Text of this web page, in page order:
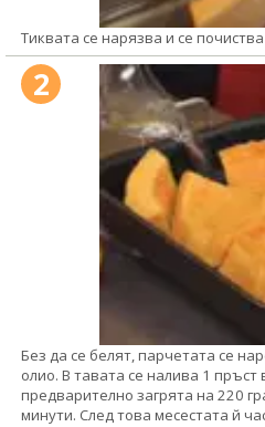
Тиквата се нарязва и се
2
Без да се белят, парчетата се
олио. В тавата се налива 1 пръст
предварително загрята на 220
минути. След това месестата й